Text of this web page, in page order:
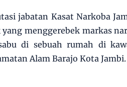
jabatan Kasat Narkoba
menggerebek markas
di sebuah rumah di
Alam Barajo Kota Jambi.